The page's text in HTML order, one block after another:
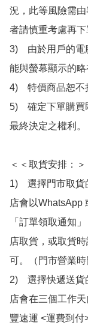
況，此等風險需
者請慎重考慮再下
3)　由於用戶的
能與螢幕顯示的略
4)　特價商品恕
5)　確定下單購
最終決定之權利。
＜＜取貨安排：＞
1)　選擇門市取
店會以WhatsApp
「訂單領取通知
店取貨，或取貨
可。（門市營業時
2)　選擇快遞送
店會在三個工作
豐速運 <運費到